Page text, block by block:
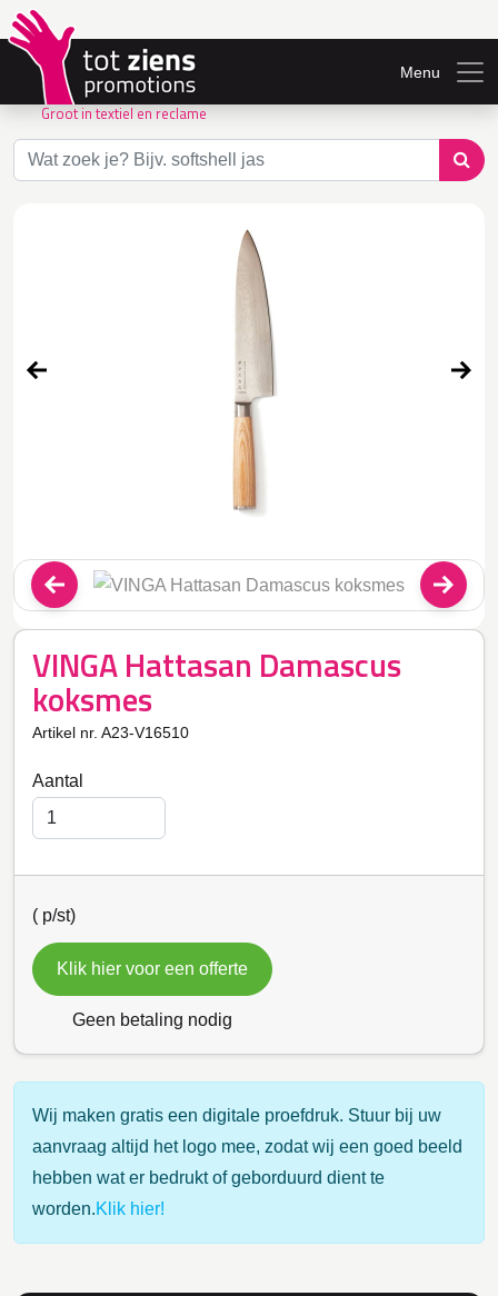
Groot in textiel en reclame
Menu
VINGA Hattasan Damascus
koksmes
Artikel nr. A23-V16510
Aantal
( p/st)
Klik hier voor een offerte
Geen betaling nodig
Wij maken gratis een digitale proefdruk. Stuur bij uw
aanvraag altijd het logo mee, zodat wij een goed beeld
hebben wat er bedrukt of geborduurd dient te
worden.Klik hier!